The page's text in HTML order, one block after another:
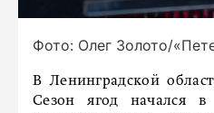
Фото: Олег Золото/
В Ленинградской
Сезон ягод начался